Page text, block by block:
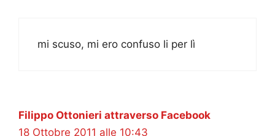
mi scuso, mi ero confuso li per lì
Filippo Ottonieri attraverso Facebook
18 Ottobre 2011 alle 10:43